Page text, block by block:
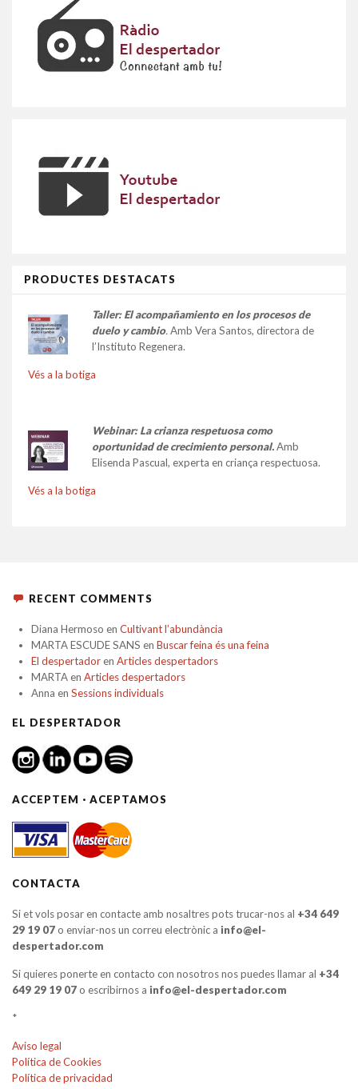
PRODUCTES DESTACATS
Taller: El acompañamiento en los procesos de
duelo y cambio.Amb Vera Santos, directora de
l’Instituto Regenera.
Vés a la botiga
Webinar: La crianza respetuosa como
oportunidad de crecimiento personal.Amb
Elisenda Pascual, experta en criança respectuosa.
Vés a la botiga
RECENT COMMENTS
Diana Hermoso en Cultivant l’abundància
MARTA ESCUDE SANS en Buscar feina és una feina
El despertadoren Articles despertadors
MARTAen Articles despertadors
Anna en Sessions individuals
EL DESPERTADOR
ACCEPTEM · ACEPTAMOS
CONTACTA
Si et vols posar en contacte amb nosaltres pots trucar-nos al +34 649
29 19 07o enviar-nos un correu electrònic a info@el-
despertador.com
Si quieres ponerte en contacto con nosotros nos puedes llamar al +34
649 29 19 07o escribirnos a info@el-despertador.com
*
Aviso legal
Política de Cookies
Política de privacidad